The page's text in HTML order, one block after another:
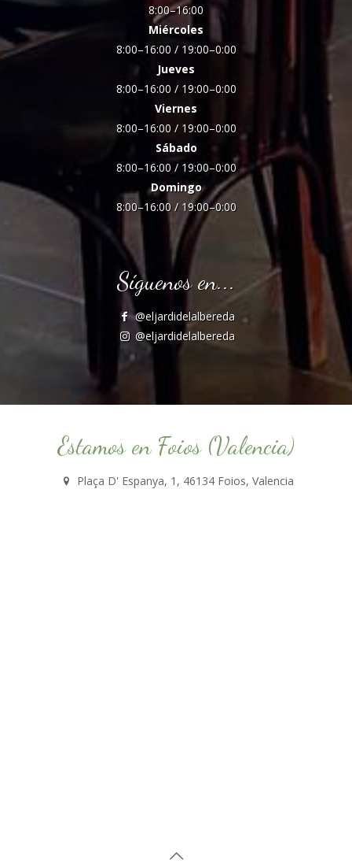
8:00–16:00
Miércoles
8:00–16:00 / 19:00–0:00
Jueves
8:00–16:00 / 19:00–0:00
Viernes
8:00–16:00 / 19:00–0:00
Sábado
8:00–16:00 / 19:00–0:00
Domingo
8:00–16:00 / 19:00–0:00
Síguenos en...
@eljardidelalbereda
@eljardidelalbereda
Estamos en Foios (Valencia)
Plaça D' Espanya, 1, 46134 Foios, Valencia